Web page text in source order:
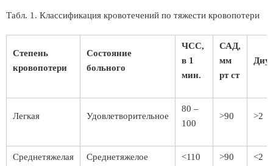
Табл. 1. Классификация кровотечений по тяжести кровопотери
Степень
кровопотери
Состояние
больного
ЧСС,
в 1
мин.
САД,
мм
рт ст
Легкая Удовлетворительное
80 –
100
>90 >2
Среднетяжелая Среднетяжелое <110 >90 <2